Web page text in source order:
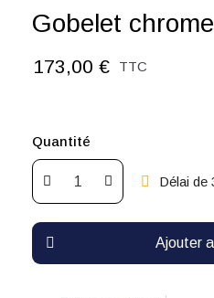
Gobelet
173,00 € TTC
Quantité
Délai de
Ajouter